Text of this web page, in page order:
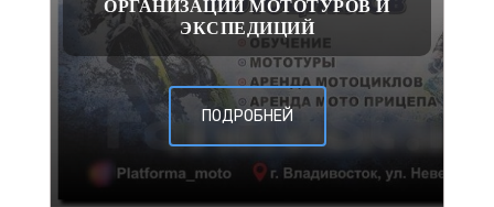
ОРГАНИЗАЦИЙ МОТОТУРОВ И
ЭКСПЕДИЦИЙ
ПОДРОБНЕЙ